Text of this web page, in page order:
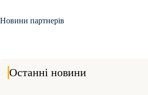
Новини партнерів
Останні новини